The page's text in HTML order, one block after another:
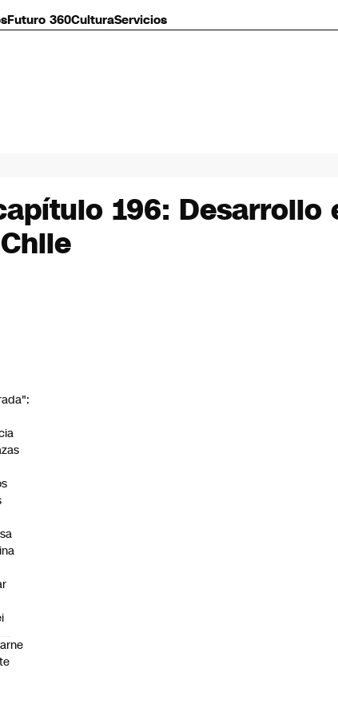
Futuro 360CulturaServicios
196: Desarrollo